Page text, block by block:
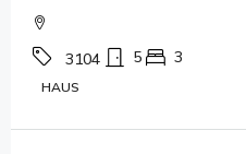
3104 5 3
HAUS